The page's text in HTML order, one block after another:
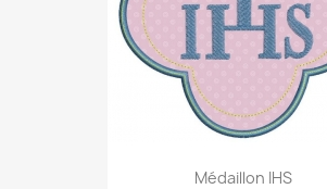
Médaillon IHS